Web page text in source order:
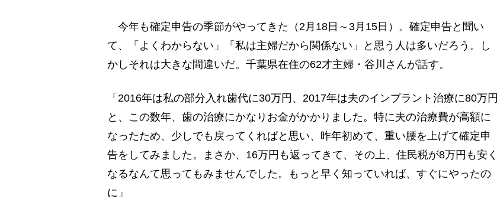
今年も確定申告の季節がやってきた（2月18日～3月15日）。確定申告と聞い
て、「よくわからない」「私は主婦だから関係ない」と思う人は多いだろう。し
かしそれは大きな間違いだ。千葉県在住の62才主婦・谷川さんが話す。
「2016年は私の部分入れ歯代に30万円、2017年は夫のインプラント治療に80万円
と、この数年、歯の治療にかなりお金がかかりました。特に夫の治療費が高額に
なったため、少しでも戻ってくればと思い、昨年初めて、重い腰を上げて確定申
告をしてみました。まさか、16万円も返ってきて、その上、住民税が8万円も安く
なるなんて思ってもみませんでした。もっと早く知っていれば、すぐにやったの
に」